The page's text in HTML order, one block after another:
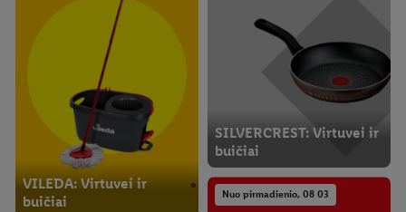
SILVERCREST: Virtuvei ir
buičiai
VILEDA: Virtuvei ir
buičiai
Nuo pirmadienio, 08 03